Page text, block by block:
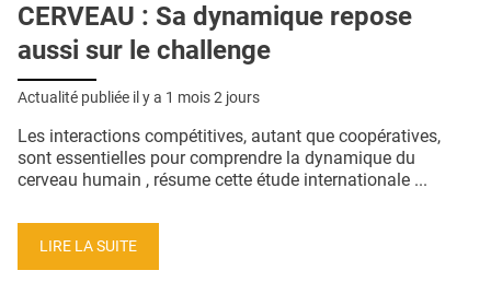
E-REVUE SAD
QUI SOMMES-NOUS ?
CONDITIONS GÉNÉRALES
CERVEAU : Sa dynamique repose
aussi sur le challenge
Actualité publiée il y a 1 mois 2 jours
Les interactions compétitives, autant que coopératives,
sont essentielles pour comprendre la dynamique du
cerveau humain , résume cette étude internationale ...
LIRE LA SUITE